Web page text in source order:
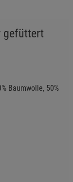
gefüttert
Baumwolle, 50%